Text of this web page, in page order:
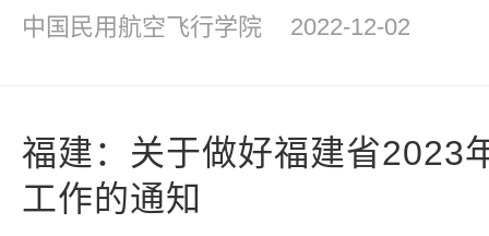
中国民用航空飞行学院 2022-12-02
福建：关于做好福建省2023
工作的通知